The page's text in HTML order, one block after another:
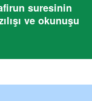
suresinin
ve okunuşu